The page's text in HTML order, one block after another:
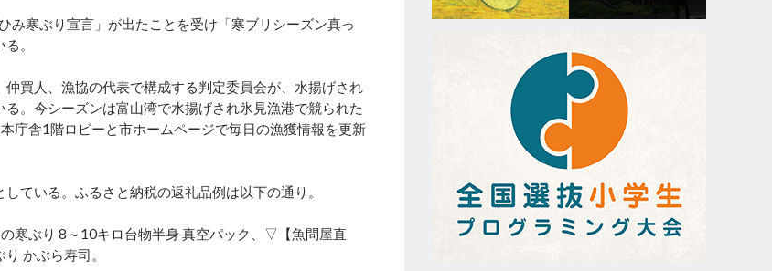
寒ぶり宣言」が出たことを受け「寒ブリシーズン真っ
。
買人、漁協の代表で構成する判定委員会が、水揚げされ
。今シーズンは富山湾で水揚げされ氷見漁港で競られた
庁舎1階ロビーと市ホームページで毎日の漁獲情報を更新
ている。ふるさと納税の返礼品例は以下の通り。
寒ぶり 8～10キロ台物半身 真空パック、▽【魚問屋直
かぶら寿司。